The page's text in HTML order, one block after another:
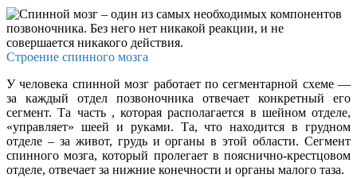
Строение спинного мозга
У человека спинной мозг работает по сегментарной схеме —
за каждый отдел позвоночника отвечает конкретный его
сегмент. Та часть , которая располагается в шейном отделе,
«управляет» шеей и руками. Та, что находится в грудном
отделе – за живот, грудь и органы в этой области. Сегмент
спинного мозга, который пролегает в пояснично-крестцовом
отделе, отвечает за нижние конечности и органы малого таза.